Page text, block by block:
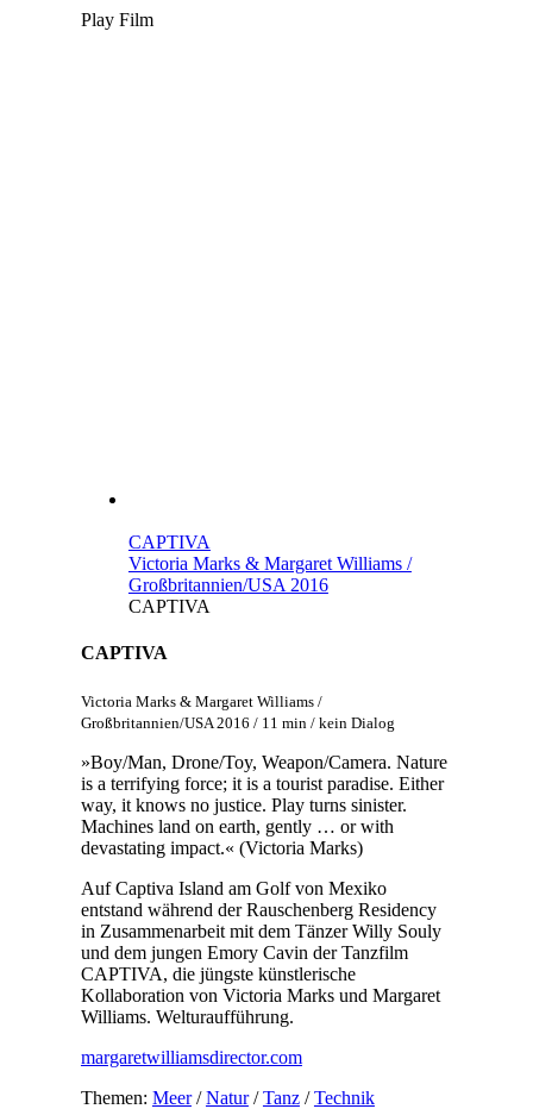
Play Film
CAPTIVA
Victoria Marks & Margaret Williams /
Großbritannien/USA 2016
CAPTIVA
CAPTIVA
Victoria Marks & Margaret Williams /
Großbritannien/USA 2016 / 11 min / kein Dialog
»Boy/Man, Drone/Toy, Weapon/Camera. Nature
is a terrifying force; it is a tourist paradise. Either
way, it knows no justice. Play turns sinister.
Machines land on earth, gently … or with
devastating impact.« (Victoria Marks)
Auf Captiva Island am Golf von Mexiko
entstand während der Rauschenberg Residency
in Zusammenarbeit mit dem Tänzer Willy Souly
und dem jungen Emory Cavin der Tanzfilm
CAPTIVA, die jüngste künstlerische
Kollaboration von Victoria Marks und Margaret
Williams. Welturaufführung.
margaretwilliamsdirector.com
Themen: Meer/Natur/Tanz/Technik